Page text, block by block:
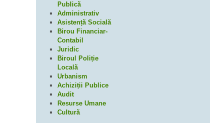
Publică
Administrativ
Asistență Socială
Birou Financiar-
Contabil
Juridic
Biroul Poliție
Locală
Urbanism
Achiziții Publice
Audit
Resurse Umane
Cultură